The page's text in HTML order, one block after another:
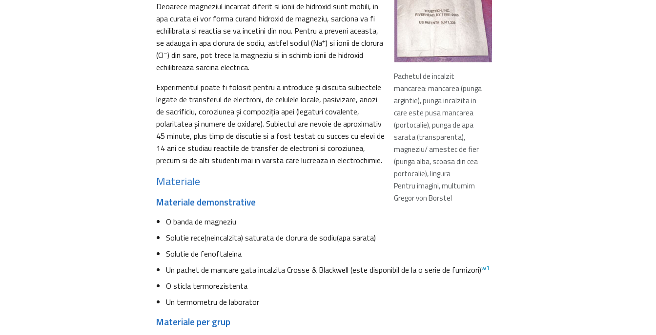
Pachetul de incalzit
mancarea: mancarea (punga
argintie), punga incalzita in
care este pusa mancarea
(portocalie), punga de apa
sarata (transparenta),
magneziu/ amestec de fier
(punga alba, scoasa din cea
portocalie), lingura
Pentru imagini, multumim
Gregor von Borstel
Deoarece magneziul incarcat diferit si ionii de hidroxid sunt mobili, in
apa curata ei vor forma curand hidroxid de magneziu, sarciona va fi
echilibrata si reactia se va incetini din nou. Pentru a preveni aceasta,
se adauga in apa clorura de sodiu, astfel sodiul (Na+) si ionii de clorura
(Cl–) din sare, pot trece la magneziu si in schimb ionii de hidroxid
echilibreaza sarcina electrica.
Experimentul poate fi folosit pentru a introduce şi discuta subiectele
legate de transferul de electroni, de celulele locale, pasivizare, anozi
de sacrificiu, coroziunea şi compoziţia apei (legaturi covalente,
polaritatea şi numere de oxidare). Subiectul are nevoie de aproximativ
45 minute, plus timp de discutie si a fost testat cu succes cu elevi de
14 ani ce studiau reactiile de transfer de electroni si coroziunea,
precum si de alti studenti mai in varsta care lucreaza in electrochimie.
Materiale
Materiale demonstrative
O banda de magneziu
Solutie rece(neincalzita) saturata de clorura de sodiu(apa sarata)
Solutie de fenoftaleina
Un pachet de mancare gata incalzita Crosse & Blackwell (este disponibil de la o serie de furnizori)w1
O sticla termorezistenta
Un termometru de laborator
Materiale per grup